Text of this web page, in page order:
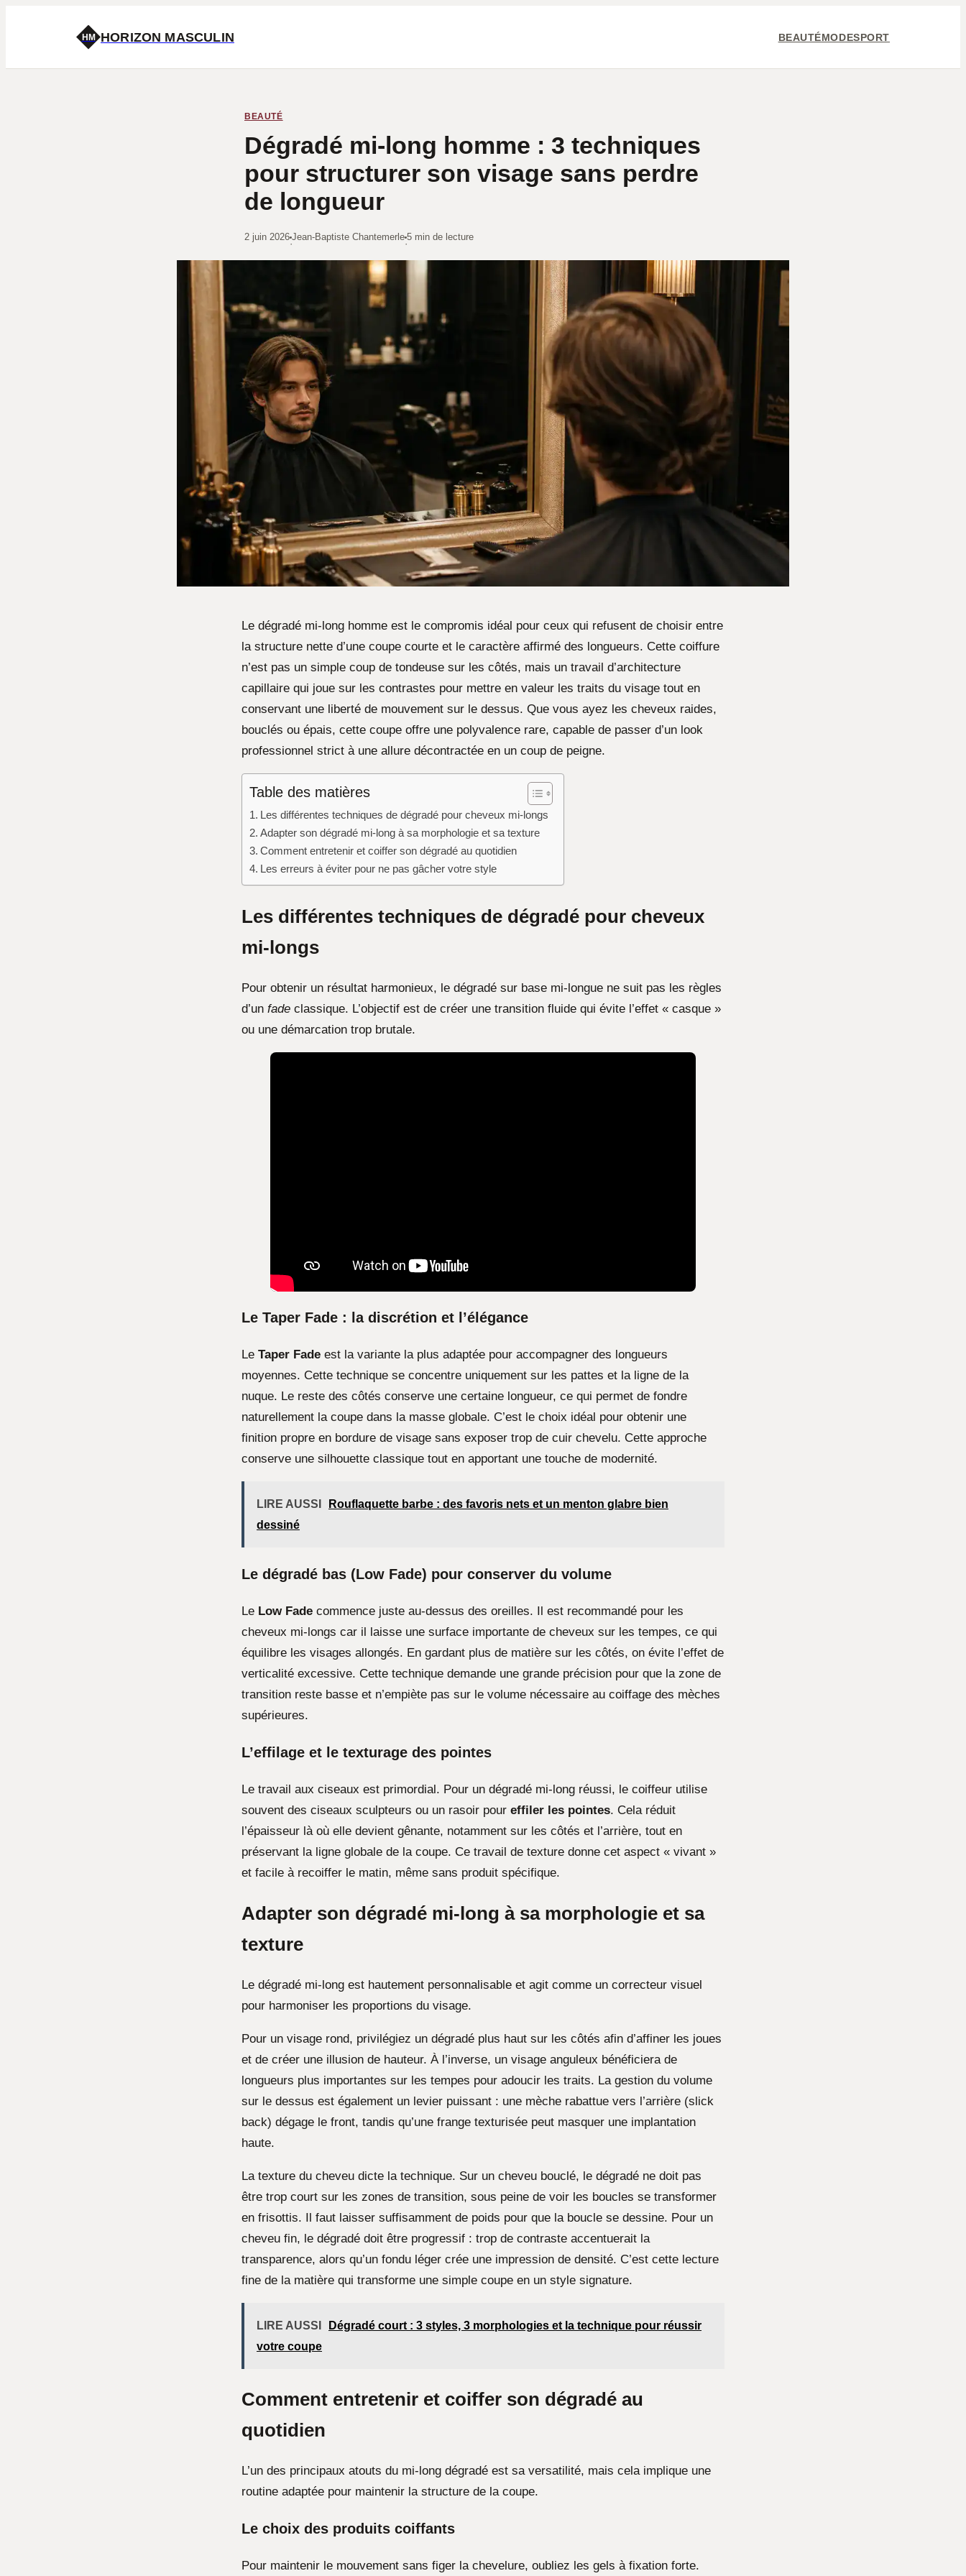
HM HORIZON MASCULIN BEAUTÉMODESPORT
BEAUTÉ
Dégradé mi-long homme : 3 techniques
pour structurer son visage sans perdre
de longueur
2 juin 2026
·
Jean-Baptiste Chantemerle
·
5 min de lecture
Le dégradé mi-long homme est le compromis idéal pour ceux qui refusent de choisir entre
la structure nette d’une coupe courte et le caractère affirmé des longueurs. Cette coiffure
n’est pas un simple coup de tondeuse sur les côtés, mais un travail d’architecture
capillaire qui joue sur les contrastes pour mettre en valeur les traits du visage tout en
conservant une liberté de mouvement sur le dessus. Que vous ayez les cheveux raides,
bouclés ou épais, cette coupe offre une polyvalence rare, capable de passer d’un look
professionnel strict à une allure décontractée en un coup de peigne.
Table des matières
Les différentes techniques de dégradé pour cheveux mi-longs
Adapter son dégradé mi-long à sa morphologie et sa texture
Comment entretenir et coiffer son dégradé au quotidien
Les erreurs à éviter pour ne pas gâcher votre style
Les différentes techniques de dégradé pour cheveux
mi-longs
Pour obtenir un résultat harmonieux, le dégradé sur base mi-longue ne suit pas les règles
d’un fade classique. L’objectif est de créer une transition fluide qui évite l’effet « casque »
ou une démarcation trop brutale.
Le Taper Fade : la discrétion et l’élégance
Le Taper Fade est la variante la plus adaptée pour accompagner des longueurs
moyennes. Cette technique se concentre uniquement sur les pattes et la ligne de la
nuque. Le reste des côtés conserve une certaine longueur, ce qui permet de fondre
naturellement la coupe dans la masse globale. C’est le choix idéal pour obtenir une
finition propre en bordure de visage sans exposer trop de cuir chevelu. Cette approche
conserve une silhouette classique tout en apportant une touche de modernité.
LIRE AUSSI
Rouflaquette barbe : des favoris nets et un menton glabre bien
dessiné
Le dégradé bas (Low Fade) pour conserver du volume
Le Low Fade commence juste au-dessus des oreilles. Il est recommandé pour les
cheveux mi-longs car il laisse une surface importante de cheveux sur les tempes, ce qui
équilibre les visages allongés. En gardant plus de matière sur les côtés, on évite l’effet de
verticalité excessive. Cette technique demande une grande précision pour que la zone de
transition reste basse et n’empiète pas sur le volume nécessaire au coiffage des mèches
supérieures.
L’effilage et le texturage des pointes
Le travail aux ciseaux est primordial. Pour un dégradé mi-long réussi, le coiffeur utilise
souvent des ciseaux sculpteurs ou un rasoir pour effiler les pointes. Cela réduit
l’épaisseur là où elle devient gênante, notamment sur les côtés et l’arrière, tout en
préservant la ligne globale de la coupe. Ce travail de texture donne cet aspect « vivant »
et facile à recoiffer le matin, même sans produit spécifique.
Adapter son dégradé mi-long à sa morphologie et sa
texture
Le dégradé mi-long est hautement personnalisable et agit comme un correcteur visuel
pour harmoniser les proportions du visage.
Pour un visage rond, privilégiez un dégradé plus haut sur les côtés afin d’affiner les joues
et de créer une illusion de hauteur. À l’inverse, un visage anguleux bénéficiera de
longueurs plus importantes sur les tempes pour adoucir les traits. La gestion du volume
sur le dessus est également un levier puissant : une mèche rabattue vers l’arrière (slick
back) dégage le front, tandis qu’une frange texturisée peut masquer une implantation
haute.
La texture du cheveu dicte la technique. Sur un cheveu bouclé, le dégradé ne doit pas
être trop court sur les zones de transition, sous peine de voir les boucles se transformer
en frisottis. Il faut laisser suffisamment de poids pour que la boucle se dessine. Pour un
cheveu fin, le dégradé doit être progressif : trop de contraste accentuerait la
transparence, alors qu’un fondu léger crée une impression de densité. C’est cette lecture
fine de la matière qui transforme une simple coupe en un style signature.
LIRE AUSSI
Dégradé court : 3 styles, 3 morphologies et la technique pour réussir
votre coupe
Comment entretenir et coiffer son dégradé au
quotidien
L’un des principaux atouts du mi-long dégradé est sa versatilité, mais cela implique une
routine adaptée pour maintenir la structure de la coupe.
Le choix des produits coiffants
Pour maintenir le mouvement sans figer la chevelure, oubliez les gels à fixation forte.